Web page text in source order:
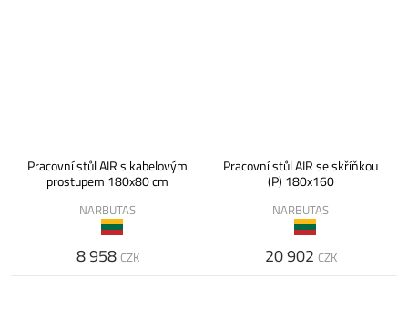
Pracovní stůl AIR s kabelovým
prostupem 180x80 cm
NARBUTAS
8 958 CZK
Pracovní stůl AIR se skříňkou
(P) 180x160
NARBUTAS
20 902 CZK